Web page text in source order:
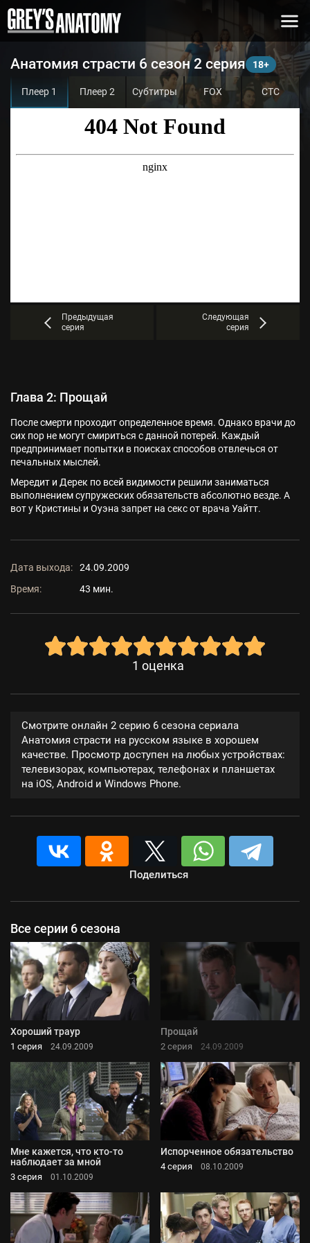
Анатомия страсти 6 сезон 2 серия
Плеер 1 Плеер 2 Субтитры FOX СТС
Предыдущая
серия
Следующая
серия
Глава 2: Прощай
После смерти проходит определенное время. Однако врачи до
сих пор не могут смириться с данной потерей. Каждый
предпринимает попытки в поисках способов отвлечься от
печальных мыслей.
Мередит и Дерек по всей видимости решили заниматься
выполнением супружеских обязательств абсолютно везде. А
вот у Кристины и Оуэна запрет на секс от врача Уайтт.
Дата выхода:
24.09.2009
Время:
43 мин.
1 оценка
Смотрите онлайн 2 серию 6 сезона сериала
Анатомия страсти на русском языке в хорошем
качестве. Просмотр доступен на любых устройствах:
телевизорах, компьютерах, телефонах и планшетах
на iOS, Android и Windows Phone.
Поделиться
Все серии 6 сезона
Хороший траур
1 серия 24.09.2009
Прощай
2 серия 24.09.2009
Мне кажется, что кто-то
наблюдает за мной
3 серия 01.10.2009
Испорченное обязательство
4 серия 08.10.2009